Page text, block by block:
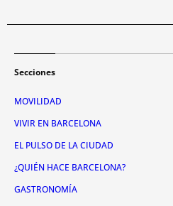
Secciones
MOVILIDAD
VIVIR EN BARCELONA
EL PULSO DE LA CIUDAD
¿QUIÉN HACE BARCELONA?
GASTRONOMÍA